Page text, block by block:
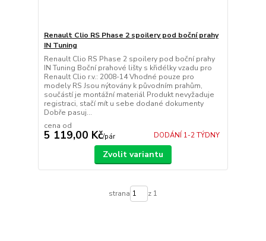
Renault Clio RS Phase 2 spoilery pod boční prahy
IN Tuning
Renault Clio RS Phase 2 spoilery pod boční prahy
IN Tuning Boční prahové lišty s křidélky vzadu pro
Renault Clio r.v.: 2008-14 Vhodné pouze pro
modely RS Jsou nýtovány k původním prahům,
součástí je montážní materiál Produkt nevyžaduje
registraci, stačí mít u sebe dodané dokumenty
Dobře pasuj...
cena od
5 119,00 Kč/pár DODÁNÍ 1-2 TÝDNY
Zvolit variantu
strana z 1